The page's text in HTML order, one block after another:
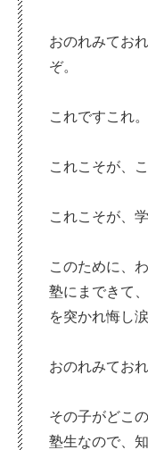
おのれみてお
ぞ。
これですこれ。
これこそが、
これこそが、
このために、
塾にまできて
を突かれ悔し
おのれみておれ
その子がどこ
塾生なので、